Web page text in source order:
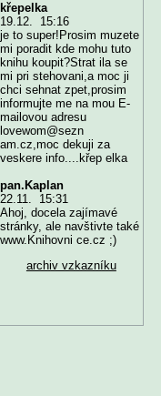
křepelka
19.12. 15:16
je to super!Prosim muzete
mi poradit kde mohu tuto
knihu koupit?Strat ila se
mi pri stehovani,a moc ji
chci sehnat zpet,prosim
informujte me na mou E-
mailovou adresu
lovewom@sezn
am.cz,moc dekuji za
veskere info....křep elka
pan.Kaplan
22.11. 15:31
Ahoj, docela zajímavé
stránky, ale navštivte také
www.Knihovni ce.cz ;)
archiv vzkazníku